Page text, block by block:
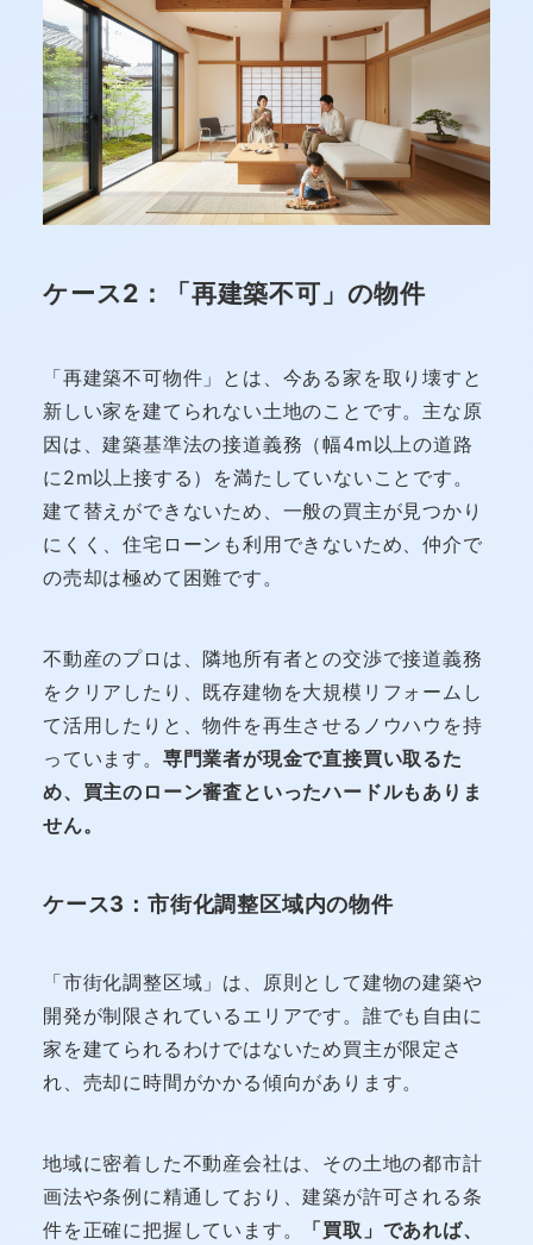
ケース2：「再建築不可」の物件
「再建築不可物件」とは、今ある家を取り壊すと
新しい家を建てられない土地のことです。主な原
因は、建築基準法の接道義務（幅4m以上の道路
に2m以上接する）を満たしていないことです。
建て替えができないため、一般の買主が見つかり
にくく、住宅ローンも利用できないため、仲介で
の売却は極めて困難です。
不動産のプロは、隣地所有者との交渉で接道義務
をクリアしたり、既存建物を大規模リフォームし
て活用したりと、物件を再生させるノウハウを持
っています。 専門業者が現金で直接買い取るた
め、買主のローン審査といったハードルもありま
せん。
ケース3：市街化調整区域内の物件
「市街化調整区域」は、原則として建物の建築や
開発が制限されているエリアです。誰でも自由に
家を建てられるわけではないため買主が限定さ
れ、売却に時間がかかる傾向があります。
地域に密着した不動産会社は、その土地の都市計
画法や条例に精通しており、建築が許可される条
件を正確に把握しています。
「買取」であれば、